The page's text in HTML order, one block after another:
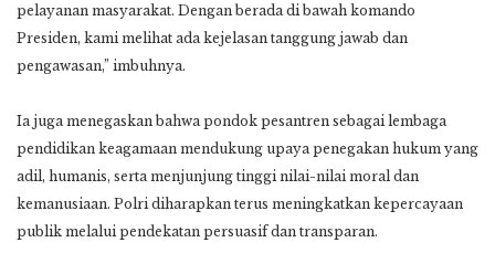
pelayanan masyarakat. Dengan berada di bawah komando
Presiden, kami melihat ada kejelasan tanggung jawab dan
pengawasan,” imbuhnya.
Ia juga menegaskan bahwa pondok pesantren sebagai lembaga
pendidikan keagamaan mendukung upaya penegakan hukum yang
adil, humanis, serta menjunjung tinggi nilai-nilai moral dan
kemanusiaan. Polri diharapkan terus meningkatkan kepercayaan
publik melalui pendekatan persuasif dan transparan.